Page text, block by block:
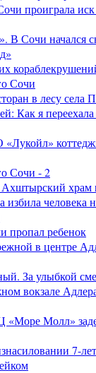
проиграла иск
В Сочи начался
Сочи
в лесу села
Как я
Сочи - 2
Ахштырский храм
избила человека
пропал ребенок
в центре
За улыбкой
вокзале
Молл»
7-